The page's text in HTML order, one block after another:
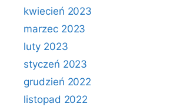
kwiecień 2023
marzec 2023
luty 2023
styczeń 2023
grudzień 2022
listopad 2022